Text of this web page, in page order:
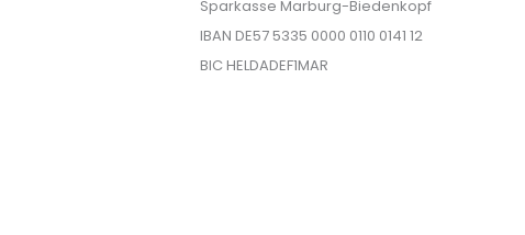
Sparkasse Marburg-Biedenkopf
IBAN DE57 5335 0000 0110 0141 12
BIC HELDADEF1MAR